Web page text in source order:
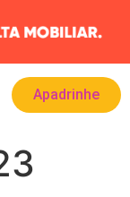
Apadrinhe